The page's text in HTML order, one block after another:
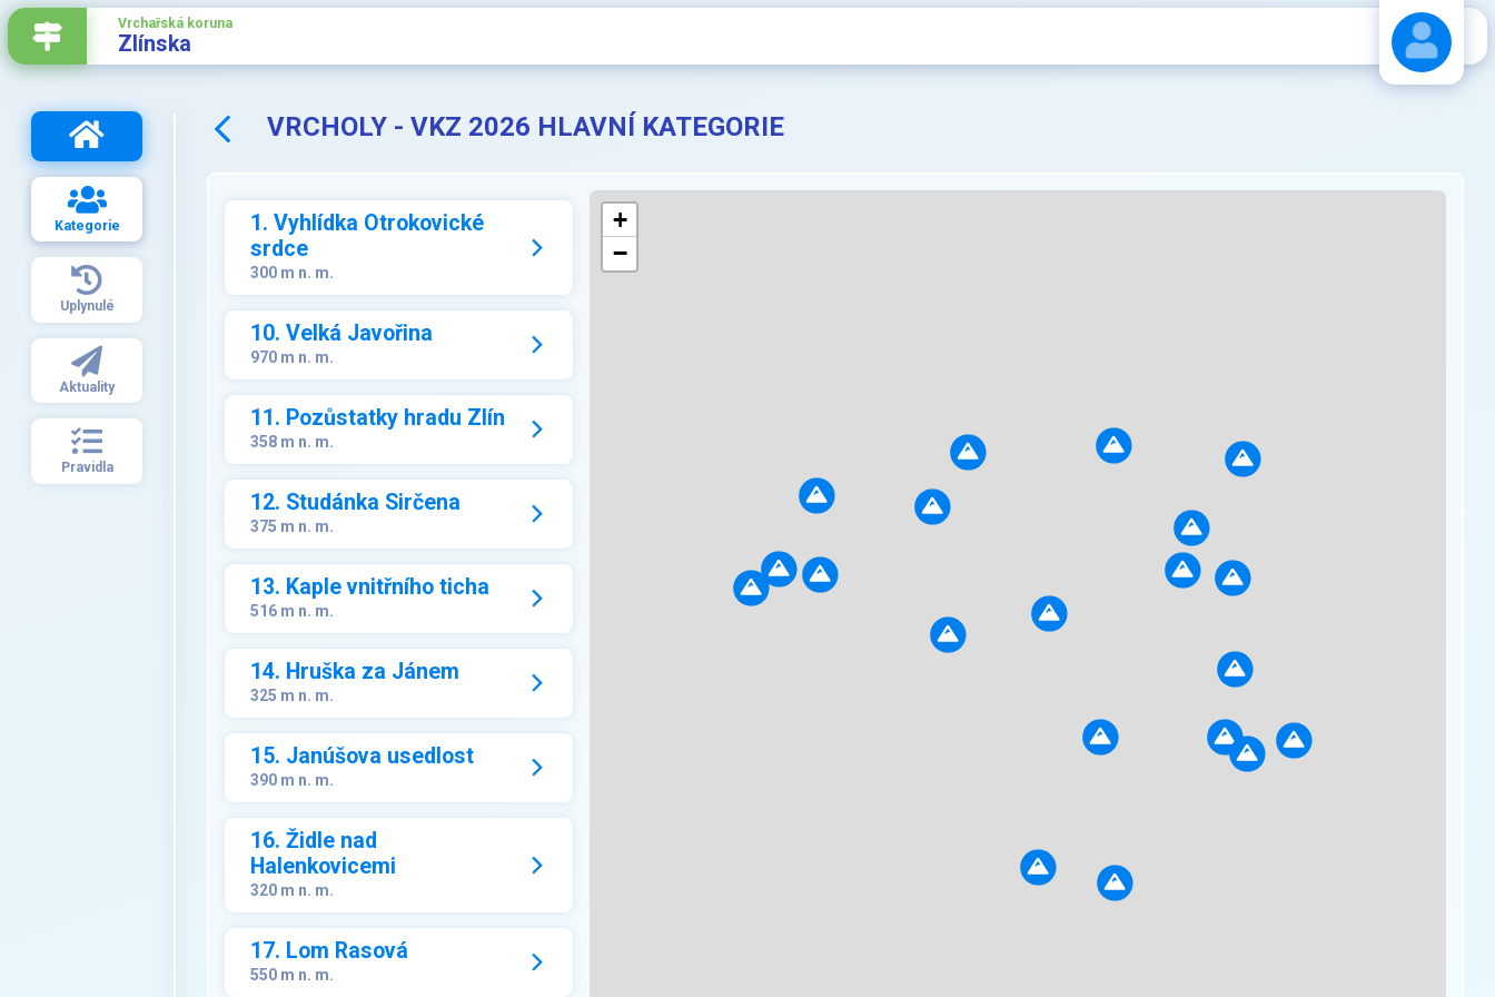
Vrchařská koruna
Zlínska
Kategorie
Uplynulé
Aktuality
Pravidla
VRCHOLY - VKZ 2026 HLAVNÍ KATEGORIE
1. Vyhlídka Otrokovické
srdce
300 m n. m.
10. Velká Javořina
970 m n. m.
11. Pozůstatky hradu Zlín
358 m n. m.
12. Studánka Sirčena
375 m n. m.
13. Kaple vnitřního ticha
516 m n. m.
14. Hruška za Jánem
325 m n. m.
15. Janúšova usedlost
390 m n. m.
16. Židle nad
Halenkovicemi
320 m n. m.
17. Lom Rasová
550 m n. m.
+
−